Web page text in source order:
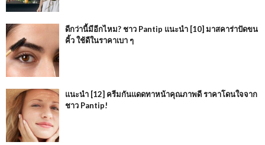
ดีกว่านี้มีอีกไหม? ชาว Pantip แนะนำ [10] มาสคาร่าปัดขน
คิ้ว ใช้ดีในราคาเบา ๆ
แนะนำ [12] ครีมกันแดดทาหน้าคุณภาพดี ราคาโดนใจจาก
ชาว Pantip!